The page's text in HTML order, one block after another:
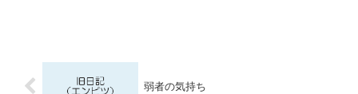
弱者の気持ち